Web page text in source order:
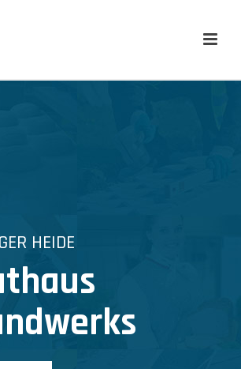
HEIDE